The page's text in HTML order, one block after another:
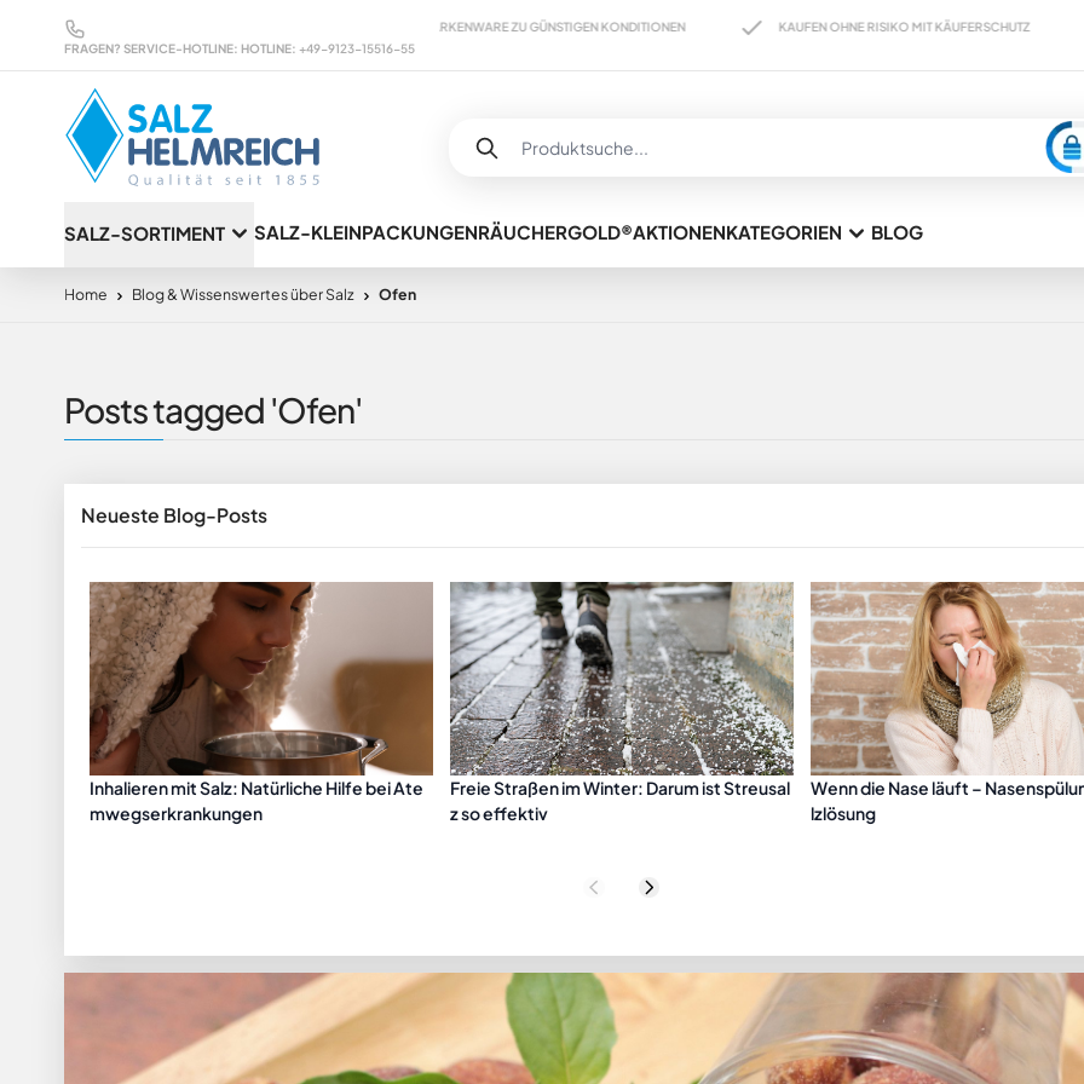
FRAGEN? SERVICE-HOTLINE: HOTLINE: +49-9123-15516-55
DIREKTE ANSPRECHPARTNER B2B & B2C MARKENWARE ZU GÜNSTIGEN KONDITIONEN KAUFEN OHNE RISIKO MIT KÄUFERSCHUTZ
SALZ-SORTIMENT SALZ-KLEINPACKUNGENRÄUCHERGOLD®AKTIONENKATEGORIEN BLOG
Home Blog & Wissenswertes über Salz Ofen
Posts tagged 'Ofen'
Neueste Blog-Posts
Inhalieren mit Salz: Natürliche Hilfe bei Ate
mwegserkrankungen
Freie Straßen im Winter: Darum ist Streusal
z so effektiv
Wenn die Nase läuft –
lzlösung